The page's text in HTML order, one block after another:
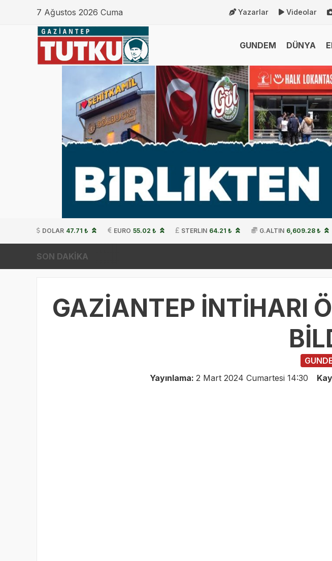
7 Ağustos 2026 Cuma Yazarlar Videolar
GUNDEM DÜNYA
DOLAR 47.71 ₺ EURO 55.02 ₺ STERLIN 64.21 ₺ G.ALTIN 6,609.28 ₺
SON DAKİKA
GAZİANTEP İNTİHARI
Yayınlama: 2 Mart 2024 Cumartesi 14:30